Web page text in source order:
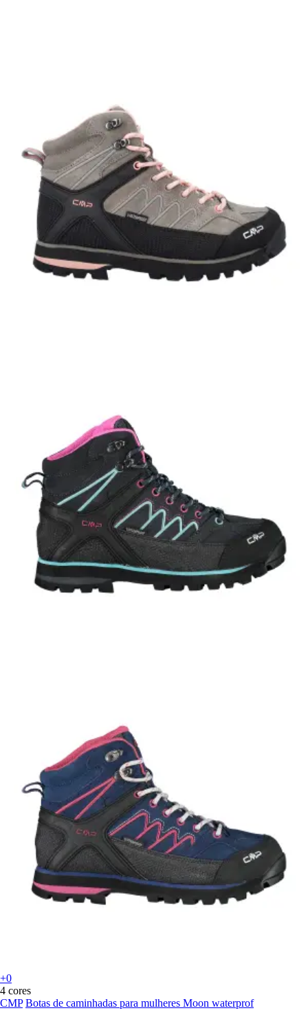
+0
4 cores
CMP Botas de caminhadas para mulheres Moon waterprof